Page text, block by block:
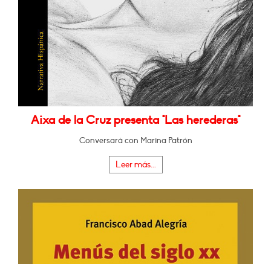
Aixa de la Cruz presenta "Las herederas"
Conversará con Marina Patrón
Leer más...